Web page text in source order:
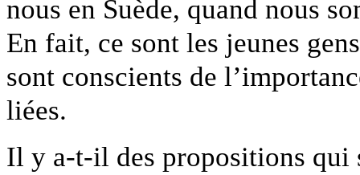
nous en Suède, quand nous
En fait, ce sont les jeunes
sont conscients de
liées.
Il y a-t-il des propositions qui